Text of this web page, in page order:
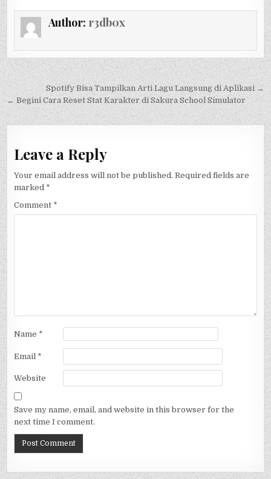
Author: r3db0x
Post
navigation
Spotify Bisa Tampilkan Arti Lagu Langsung di Aplikasi →
← Begini Cara Reset Stat Karakter di Sakura School Simulator
Leave a Reply
Your email address will not be published. Required fields are
marked *
Comment *
Name *
Email *
Website
Save my name, email, and website in this browser for the
next time I comment.